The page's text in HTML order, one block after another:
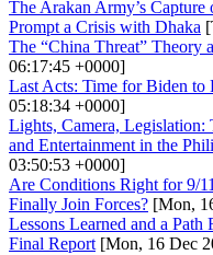
The Arakan Army’s
Prompt a Crisis with Dhaka
The “China Threat” Theory
06:17:45 +0000]
Last Acts: Time for Biden to
05:18:34 +0000]
Lights, Camera,
and Entertainment in the
03:50:53 +0000]
Are Conditions Right for 9/
Finally Join Forces? [Mon,
Lessons Learned and a
Final Report [Mon, 16 Dec